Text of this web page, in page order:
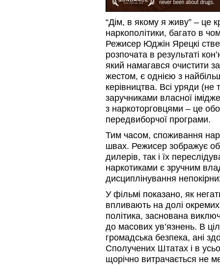
“Дім, в якому я живу” – це
наркополітики, багато в
Режисер Юджін Ярецкі
розпочата в результаті
який намагався очистити
жестом, є однією з
керівництва. Всі уряди (не
заручниками власної
з наркоторговцями – це
передвиборчої програми.
Тим часом, споживання
швах. Режисер зображує
дилерів, так і їх
наркотиками є зручним
дисциплінування
У фільмі показано, як
впливають на долі
політика, заснована
до масових ув’язнень. В
громадська безпека, ані
Сполучених Штатах і в
щорічно витрачається не